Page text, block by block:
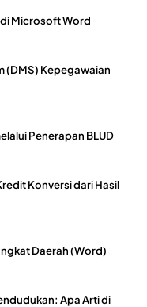
Microsoft Word
(DMS) Kepegawaian
Penerapan BLUD
Konversi dari Hasil
Daerah (Word)
Apa Arti di